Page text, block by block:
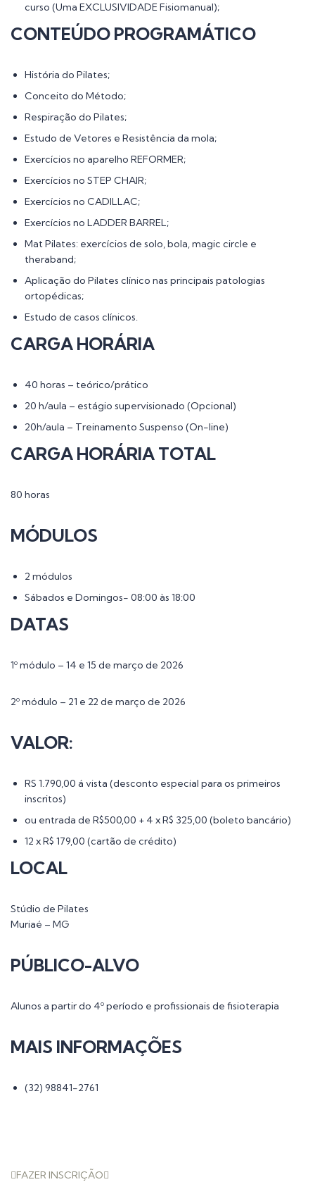
curso (Uma EXCLUSIVIDADE Fisiomanual);
CONTEÚDO PROGRAMÁTICO
História do Pilates;
Conceito do Método;
Respiração do Pilates;
Estudo de Vetores e Resistência da mola;
Exercícios no aparelho REFORMER;
Exercícios no STEP CHAIR;
Exercícios no CADILLAC;
Exercícios no LADDER BARREL;
Mat Pilates: exercícios de solo, bola, magic circle e
theraband;
Aplicação do Pilates clínico nas principais patologias
ortopédicas;
Estudo de casos clínicos.
CARGA HORÁRIA
40 horas – teórico/prático
20 h/aula – estágio supervisionado (Opcional)
20h/aula – Treinamento Suspenso (On-line)
CARGA HORÁRIA TOTAL
80 horas
MÓDULOS
2 módulos
Sábados e Domingos- 08:00 às 18:00
DATAS
1º módulo – 14 e 15 de março de 2026
2º módulo – 21 e 22 de março de 2026
VALOR:
RS 1.790,00 á vista (desconto especial para os primeiros
inscritos)
ou entrada de R$500,00 + 4 x R$ 325,00 (boleto bancário)
12 x R$ 179,00 (cartão de crédito)
LOCAL
Stúdio de Pilates
Muriaé – MG
PÚBLICO-ALVO
Alunos a partir do 4º período e profissionais de fisioterapia
MAIS INFORMAÇÕES
(32) 98841-2761
FAZER INSCRIÇÃO